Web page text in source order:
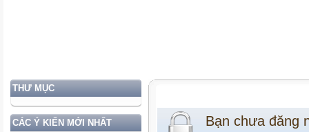
THƯ MỤC
CÁC Ý KIẾN MỚI NHẤT Bạn chưa đăng